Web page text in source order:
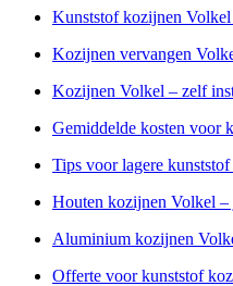
Kunststof kozijnen
Kozijnen vervangen
Kozijnen Volkel – zelf
Gemiddelde kosten voor
Tips voor lagere
Houten kozijnen Volkel –
Aluminium kozijnen
Offerte voor kunststof